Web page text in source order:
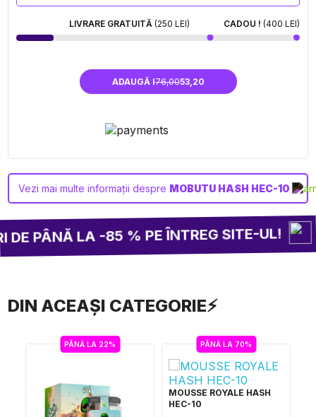
LIVRARE GRATUITĂ(250 LEI) CADOU ! (400 LEI)
ADAUGĂ I76,0053,20
Vezi mai multe informații despre MOBUTU HASH HEC-10
PÂNĂ LA -85 % PE ÎNTREG SITE-UL! 2
DIN ACEAȘI CATEGORIE⚡
PÂNĂ LA 22% PÂNĂ LA 70%
MOUSSE ROYALE HASH
HEC-10